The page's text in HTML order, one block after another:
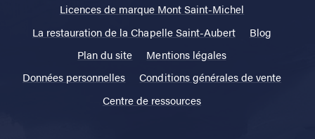
Licences de marque Mont Saint-Michel
La restauration de la Chapelle Saint-Aubert
Blog
Plan du site
Mentions légales
Données personnelles
Conditions générales de vente
Centre de ressources